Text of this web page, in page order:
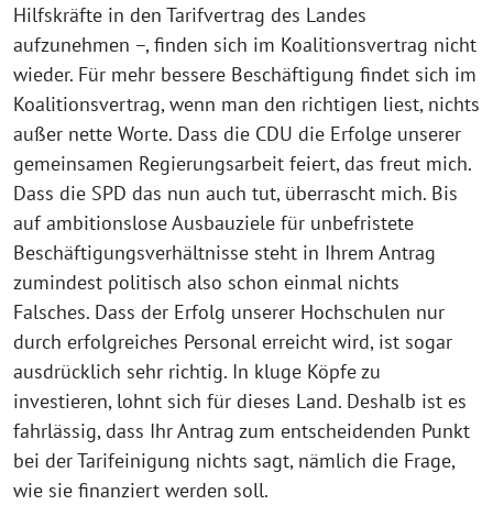
Hilfskräfte in den Tarifvertrag des Landes
aufzunehmen –, finden sich im Koalitionsvertrag nicht
wieder. Für mehr bessere Beschäftigung findet sich im
Koalitionsvertrag, wenn man den richtigen liest, nichts
außer nette Worte. Dass die CDU die Erfolge unserer
gemeinsamen Regierungsarbeit feiert, das freut mich.
Dass die SPD das nun auch tut, überrascht mich. Bis
auf ambitionslose Ausbauziele für unbefristete
Beschäftigungsverhältnisse steht in Ihrem Antrag
zumindest politisch also schon einmal nichts
Falsches. Dass der Erfolg unserer Hochschulen nur
durch erfolgreiches Personal erreicht wird, ist sogar
ausdrücklich sehr richtig. In kluge Köpfe zu
investieren, lohnt sich für dieses Land. Deshalb ist es
fahrlässig, dass Ihr Antrag zum entscheidenden Punkt
bei der Tarifeinigung nichts sagt, nämlich die Frage,
wie sie finanziert werden soll.